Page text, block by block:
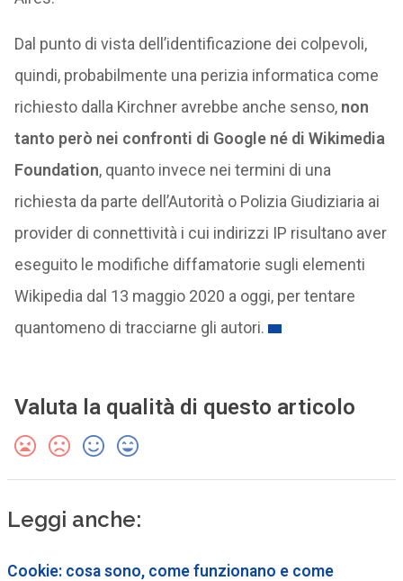
Dal punto di vista dell’identificazione dei colpevoli,
quindi, probabilmente una perizia informatica come
richiesto dalla Kirchner avrebbe anche senso, non
tanto però nei confronti di Google né di Wikimedia
Foundation, quanto invece nei termini di una
richiesta da parte dell’Autorità o Polizia Giudiziaria ai
provider di connettività i cui indirizzi IP risultano aver
eseguito le modifiche diffamatorie sugli elementi
Wikipedia dal 13 maggio 2020 a oggi, per tentare
quantomeno di tracciarne gli autori.
Valuta la qualità di questo articolo
Leggi anche:
Cookie: cosa sono, come funzionano e come